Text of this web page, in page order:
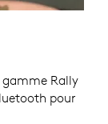
gamme Rally
pour